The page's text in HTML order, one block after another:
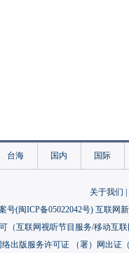
台海 国内 国际
关于我们
号(闽ICP备05022042号) 互联网
（互联网视听节目服务/移动互
络出版服务许可证 （署）网出证